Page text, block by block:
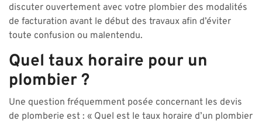
discuter ouvertement avec votre plombier des modalités
de facturation avant le début des travaux afin d’éviter
toute confusion ou malentendu.
Quel taux horaire pour un
plombier ?
Une question fréquemment posée concernant les devis
de plomberie est : « Quel est le taux horaire d’un plombier